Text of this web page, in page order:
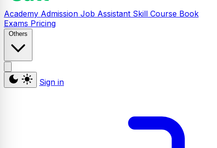
Academy Admission Job Assistant Skill Course Book
Exams Pricing
Others
Sign in